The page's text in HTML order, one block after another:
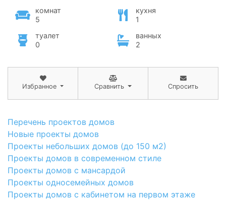
комнат
5
кухня
1
туалет
0
ванных
2
Избранное Сравнить Спросить
Перечень проектов домов
Новые проекты домов
Проекты небольших домов (до 150 м2)
Проекты домов в современном стиле
Проекты домов с мансардой
Проекты односемейных домов
Проекты домов с кабинетом на первом этаже